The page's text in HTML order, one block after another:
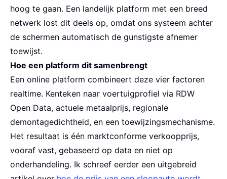
hoog te gaan. Een landelijk platform met een breed
netwerk lost dit deels op, omdat ons systeem achter
de schermen automatisch de gunstigste afnemer
toewijst.
Hoe een platform dit samenbrengt
Een online platform combineert deze vier factoren
realtime. Kenteken naar voertuigprofiel via RDW
Open Data, actuele metaalprijs, regionale
demontagedichtheid, en een toewijzingsmechanisme.
Het resultaat is één marktconforme verkoopprijs,
vooraf vast, gebaseerd op data en niet op
onderhandeling. Ik schreef eerder een uitgebreid